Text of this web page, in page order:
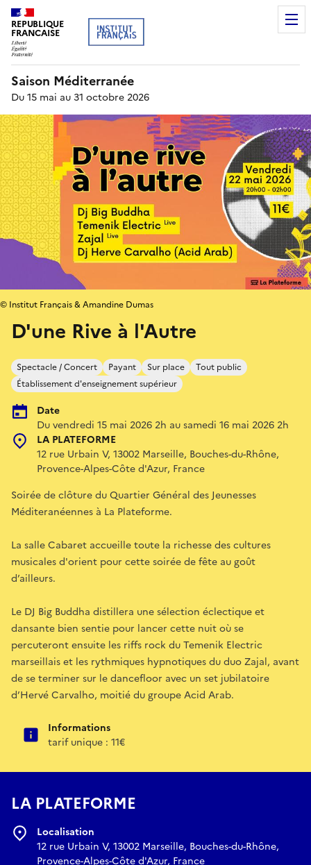
REPUBLIQUE
FRANCAISE
Saison Méditerranée
Du 15 mai au 31 octobre 2026
D'une Rive à l'Autre
Spectacle / Concert Payant Sur place
Tout public
Établissement d'enseignement supérieur
Date
Du vendredi 15 mai 2026 2h au samedi 16 mai 2026 2h
LA PLATEFORME
12 rue Urbain V, 13002 Marseille, Bouches-du-Rhône,
Provence-Alpes-Côte d'Azur, France
© Institut Français & Amandine Dumas
Soirée de clôture du Quartier Général des Jeunesses
Méditeranéennes à La Plateforme.
La salle Cabaret accueille toute la richesse des cultures
musicales d'orient pour cette soirée de fête au goût
d’ailleurs.
Le DJ Big Buddha distillera une sélection éclectique et
dansante bien sentie pour lancer cette nuit où se
percuteront ensuite les riffs rock du Temenik Electric
marseillais et les rythmiques hypnotiques du duo Zajal, avant
de se terminer sur le dancefloor avec un set jubilatoire
d’Hervé Carvalho, moitié du groupe Acid Arab.
Informations
tarif unique : 11€
LA PLATEFORME
Localisation
12 rue Urbain V, 13002 Marseille, Bouches-du-Rhône,
Provence-Alpes-Côte d'Azur, France